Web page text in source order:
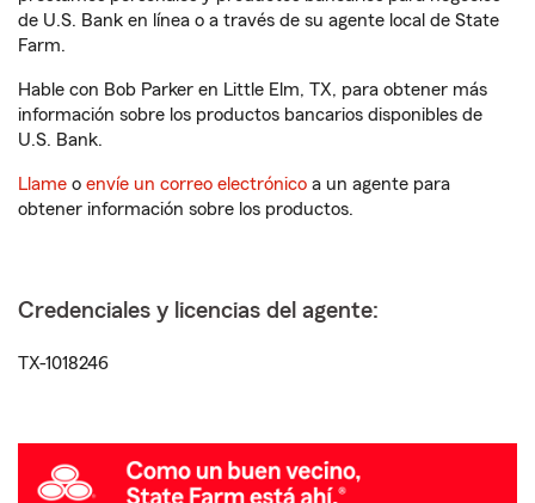
de U.S. Bank en línea o a través de su agente local de State
Farm.
Hable con Bob Parker en Little Elm, TX, para obtener más
información sobre los productos bancarios disponibles de
U.S. Bank.
Llame o envíe un correo electrónico a un agente para
obtener información sobre los productos.
Credenciales y licencias del agente:
TX-1018246